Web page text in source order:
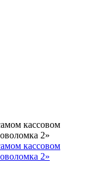
кассовом
2»
кассовом
2»